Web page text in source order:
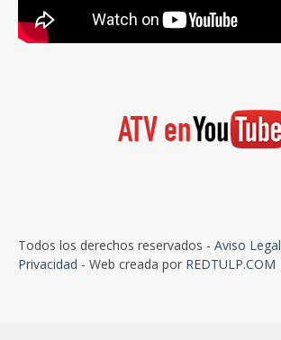
Todos los derechos reservados - Aviso Legal
Privacidad - Web creada por REDTULP.COM